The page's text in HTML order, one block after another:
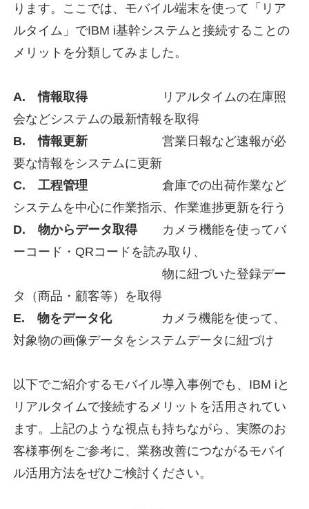
ります。ここでは、モバイル端末を使って「リア
ルタイム」でIBM i基幹システムと接続することの
メリットを分類してみました。
A. 情報取得
リアルタイムの在庫照
会などシステムの最新情報を取得
B. 情報更新
営業日報など速報が必
要な情報をシステムに更新
C. 工程管理 倉庫での出荷作業など
システムを中心に作業指示、作業進捗更新を行う
D. 物からデータ取得 カメラ機能を使ってバ
ーコード・QRコードを読み取り、
物に紐づいた登録デー
タ（商品・顧客等）を取得
E. 物をデータ化カメラ機能を使って、
対象物の画像データをシステムデータに紐づけ
以下でご紹介するモバイル導入事例でも、IBM iと
リアルタイムで接続するメリットを活用されてい
ます。上記のような視点も持ちながら、実際のお
客様事例をご参考に、業務改善につながるモバイ
ル活用方法をぜひご検討ください。